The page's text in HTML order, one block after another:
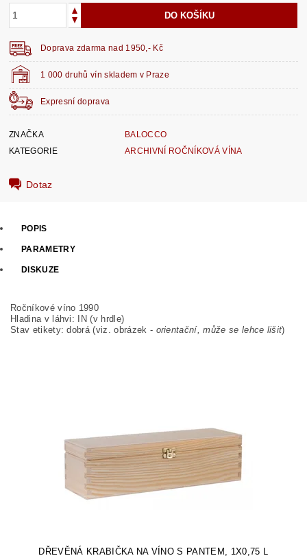
1 000 druhů vín skladem v Praze
Expresní doprava
Doprava zdarma nad 1950,- Kč
ZNAČKA
BALOCCO
KATEGORIE
ARCHIVNÍ ROČNÍKOVÁ VÍNA
Dotaz
POPIS
PARAMETRY
DISKUZE
Ročníkové víno 1990
Hladina v láhvi: IN (v hrdle)
Stav etikety: dobrá(viz. obrázek - orientační, může se lehce lišit)
DŘEVĚNÁ KRABIČKA NA VÍNO S PANTEM, 1X0,75 L